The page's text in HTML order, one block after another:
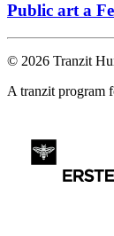
Public art a
© 2026 Tranzit
A tranzit program